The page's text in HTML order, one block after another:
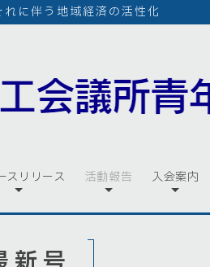
に伴う地域経済の活性化
スリリース 活動報告 入会案内